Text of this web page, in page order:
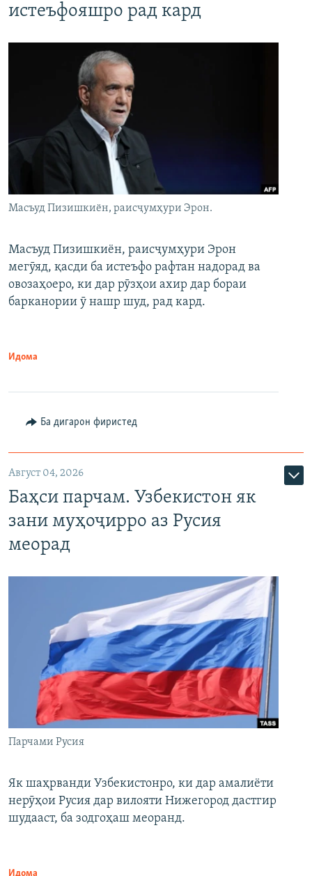
истеъфояшро рад кард
Масъуд Пизишкиён, раисҷумҳури Эрон.
Масъуд Пизишкиён, раисҷумҳури Эрон
мегӯяд, қасди ба истеъфо рафтан надорад ва
овозаҳоеро, ки дар рӯзҳои ахир дар бораи
барканории ӯ нашр шуд, рад кард.
Идома
Ба дигарон фиристед
Август 04, 2026
Баҳси парчам. Узбекистон як
зани муҳоҷирро аз Русия
меорад
Парчами Русия
Як шаҳрванди Узбекистонро, ки дар амалиёти
нерӯҳои Русия дар вилояти Нижегород дастгир
шудааст, ба зодгоҳаш меоранд.
Идома